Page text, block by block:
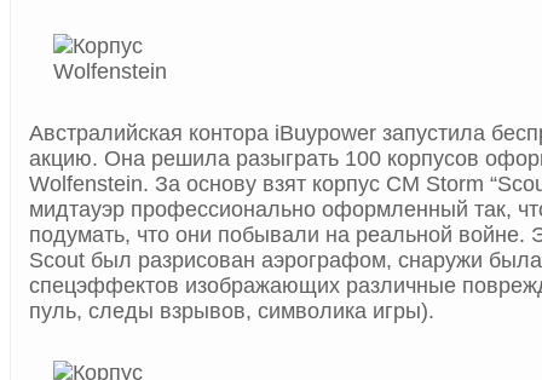
Австралийская контора iBuypower запустила
акцию. Она решила разыграть 100 корпусов
Wolfenstein. За основу взят корпус CM Storm
мидтауэр профессионально оформленный так,
подумать, что они побывали на реальной войне.
Scout был разрисован аэрографом, снаружи
спецэффектов изображающих различные
пуль, следы взрывов, символика игры).